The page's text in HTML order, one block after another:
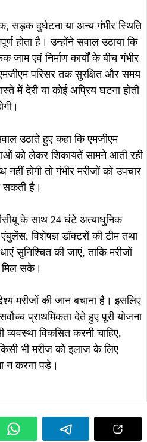
सड़क दुर्घटना या अन्य गंभीर स्थिति
होता है। उन्होंने सवाल उठाया कि
जाम एवं निर्माण कार्यों के बीच गंभीर
परिसर तक सुरक्षित और समय
में देरी या कोई अप्रिय घटना होती
उठाते हुए कहा कि एमजीएम
को लेकर शिकायतें सामने आती रही
होगी तो गंभीर मरीजों को उपचार
सकती है।
के साथ 24 घंटे अत्याधुनिक
विशेषज्ञ डॉक्टरों की टीम तथा
सुनिश्चित की जाएं, ताकि मरीजों
मिल सके।
मरीजों की जान बचाना है। इसलिए
प्राथमिकता देते हुए पूरी योजना
व्यवस्था विकसित करनी चाहिए,
भी मरीज को इलाज के लिए
न करना पड़े।